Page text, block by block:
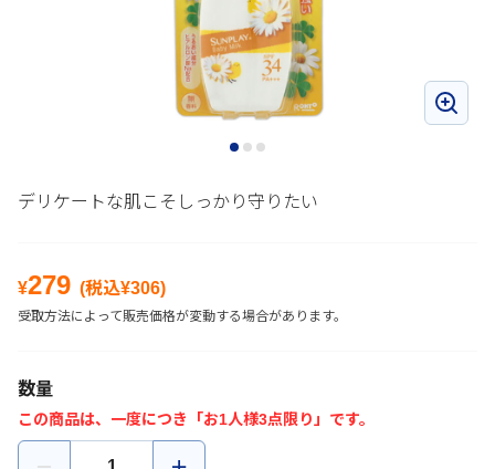
デリケートな肌こそしっかり守りたい
¥279 (税込¥306)
受取方法によって販売価格が変動する場合があります。
数量
この商品は、一度につき「お1人様3点限り」です。